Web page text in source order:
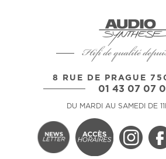
Hifi de qualité
8 RUE DE PRAGUE
01 43 07 07
DU MARDI AU SAMEDI DE